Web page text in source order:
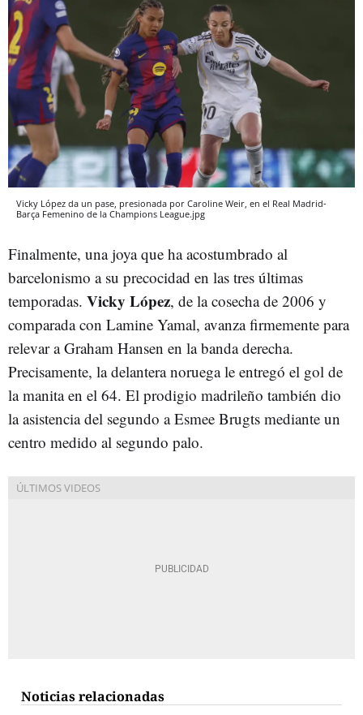
Vicky López da un pase, presionada por Caroline Weir, en el Real Madrid-
Barça Femenino de la Champions League.jpg
Finalmente, una joya que ha acostumbrado al
barcelonismo a su precocidad en las tres últimas
temporadas. Vicky López, de la cosecha de 2006 y
comparada con Lamine Yamal, avanza firmemente para
relevar a Graham Hansen en la banda derecha.
Precisamente, la delantera noruega le entregó el gol de
la manita en el 64. El prodigio madrileño también dio
la asistencia del segundo a Esmee Brugts mediante un
centro medido al segundo palo.
Noticias relacionadas